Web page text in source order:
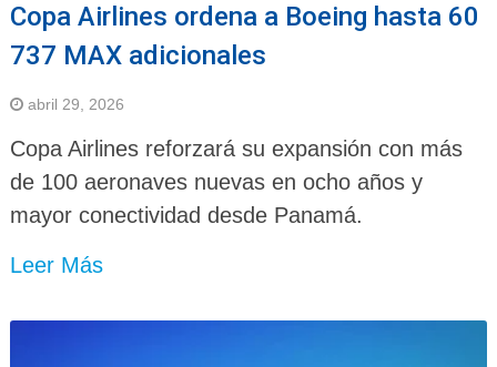
Copa Airlines ordena a Boeing hasta 60
737 MAX adicionales
abril 29, 2026
Copa Airlines reforzará su expansión con más
de 100 aeronaves nuevas en ocho años y
mayor conectividad desde Panamá.
Leer Más